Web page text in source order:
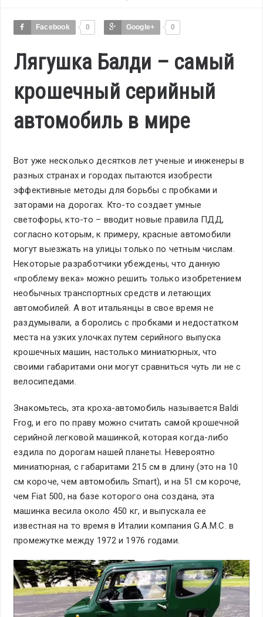
Facebook 0 Google+ 0
Лягушка Балди – самый
крошечный серийный
автомобиль в мире
Вот уже несколько десятков лет ученые и инженеры в
разных странах и городах пытаются изобрести
эффективные методы для борьбы с пробками и
заторами на дорогах. Кто-то создает умные
светофоры, кто-то – вводит новые правила ПДД,
согласно которым, к примеру, красные автомобили
могут выезжать на улицы только по четным числам.
Некоторые разработчики убеждены, что данную
«проблему века» можно решить только изобретением
необычных транспортных средств и летающих
автомобилей. А вот итальянцы в свое время не
раздумывали, а боролись с пробками и недостатком
места на узких улочках путем серийного выпуска
крошечных машин, настолько миниатюрных, что
своими габаритами они могут сравниться чуть ли не с
велосипедами.
Знакомьтесь, эта кроха-автомобиль называется Baldi
Frog, и его по праву можно считать самой крошечной
серийной легковой машинкой, которая когда-либо
ездила по дорогам нашей планеты. Невероятно
миниатюрная, с габаритами 215 см в длину (это на 10
см короче, чем автомобиль Smart), и на 51 см короче,
чем Fiat 500, на базе которого она создана, эта
машинка весила около 450 кг, и выпускала ее
известная на то время в Италии компания G.A.M.C. в
промежутке между 1972 и 1976 годами.